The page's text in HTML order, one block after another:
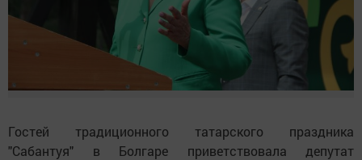
Гостей традиционного татарского праздника
"Сабантуя" в Болгаре приветствовала депутат